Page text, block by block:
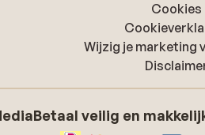
Cookies
Wijzig je marketing
Betaal veilig en